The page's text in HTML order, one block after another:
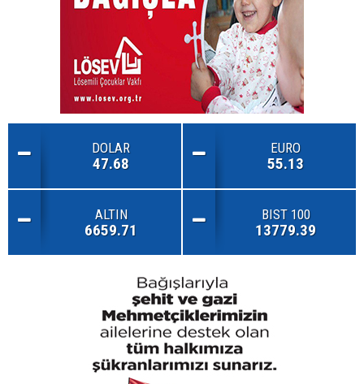
DOLAR
47.68
EURO
55.13
ALTIN
6659.71
BIST 100
13779.39